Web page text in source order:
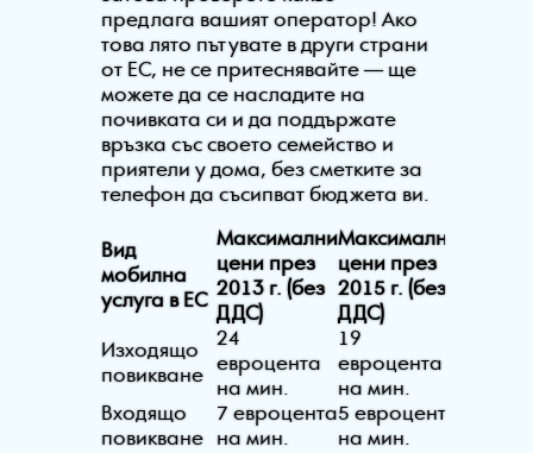
предлага вашият оператор! Ако
това лято пътувате в други страни
от ЕС, не се притеснявайте — ще
можете да се насладите на
почивката си и да поддържате
връзка със своето семейство и
приятели у дома, без сметките за
телефон да съсипват бюджета ви.
Вид
мобилна
услуга в ЕС
Максимални
цени през
2013 г. (без
ДДС)
Максимални
цени през
2015 г. (без
ДДС)
Изходящо
повикване
24
евроцента
на мин.
19
евроцента
на мин.
Входящо
повикване
7 евроцента
на мин.
5 евроцента
на мин.